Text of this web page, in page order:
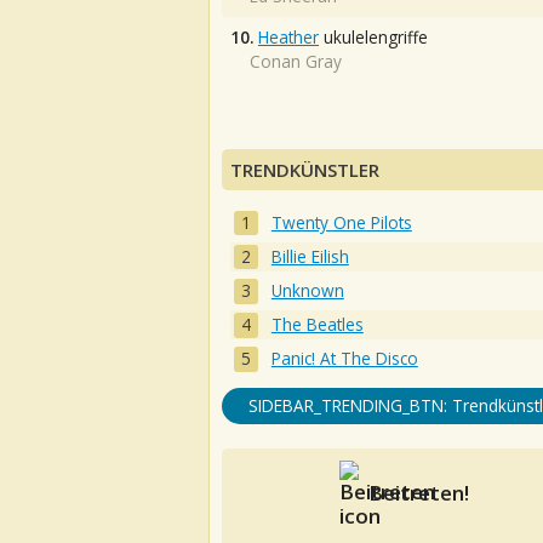
10. Heather ukulelengriffe
Conan Gray
TRENDKÜNSTLER
Twenty One Pilots
Billie Eilish
Unknown
The Beatles
Panic! At The Disco
SIDEBAR_TRENDING_BTN:
Beitreten!